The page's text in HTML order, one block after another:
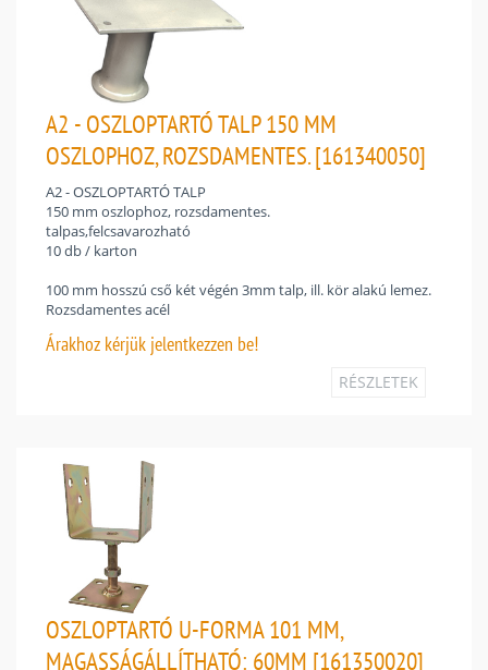
A2 - OSZLOPTARTÓ TALP 150 MM
OSZLOPHOZ, ROZSDAMENTES. [161340050]
A2 - OSZLOPTARTÓ TALP
150 mm oszlophoz, rozsdamentes.
talpas,felcsavarozható
10 db / karton
100 mm hosszú cső két végén 3mm talp, ill. kör alakú lemez.
Rozsdamentes acél
Árakhoz kérjük jelentkezzen be!
RÉSZLETEK
OSZLOPTARTÓ U-FORMA 101 MM,
MAGASSÁGÁLLÍTHATÓ: 60MM [161350020]